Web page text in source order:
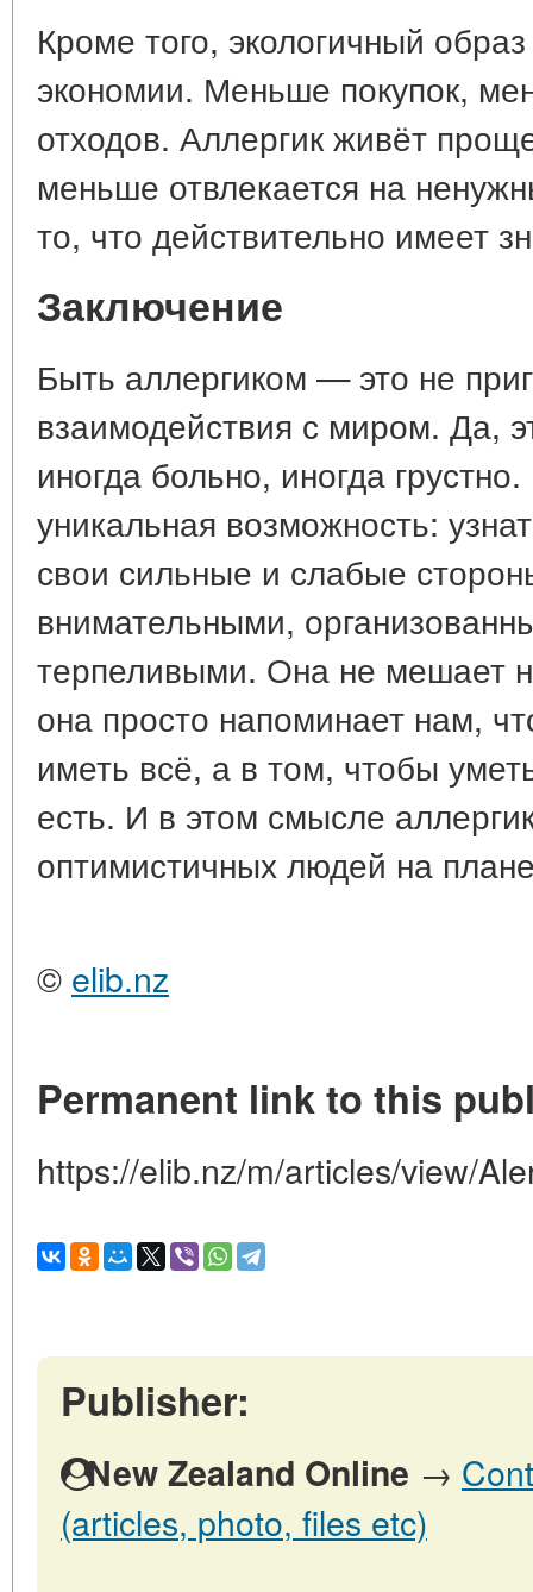
Кроме того, экологичный
экономии. Меньше покупок,
отходов. Аллергик живёт
меньше отвлекается на
то, что действительно имеет
Заключение
Быть аллергиком — это не
взаимодействия с миром. Да,
иногда больно, иногда
уникальная возможность:
свои сильные и слабые
внимательными,
терпеливыми. Она не мешает
она просто напоминает нам,
иметь всё, а в том, чтобы
есть. И в этом смысле
оптимистичных людей на
© elib.nz
Permanent link to this
https://elib.nz/m/articles/view/
Publisher:
New Zealand Online →
(articles, photo, files etc)